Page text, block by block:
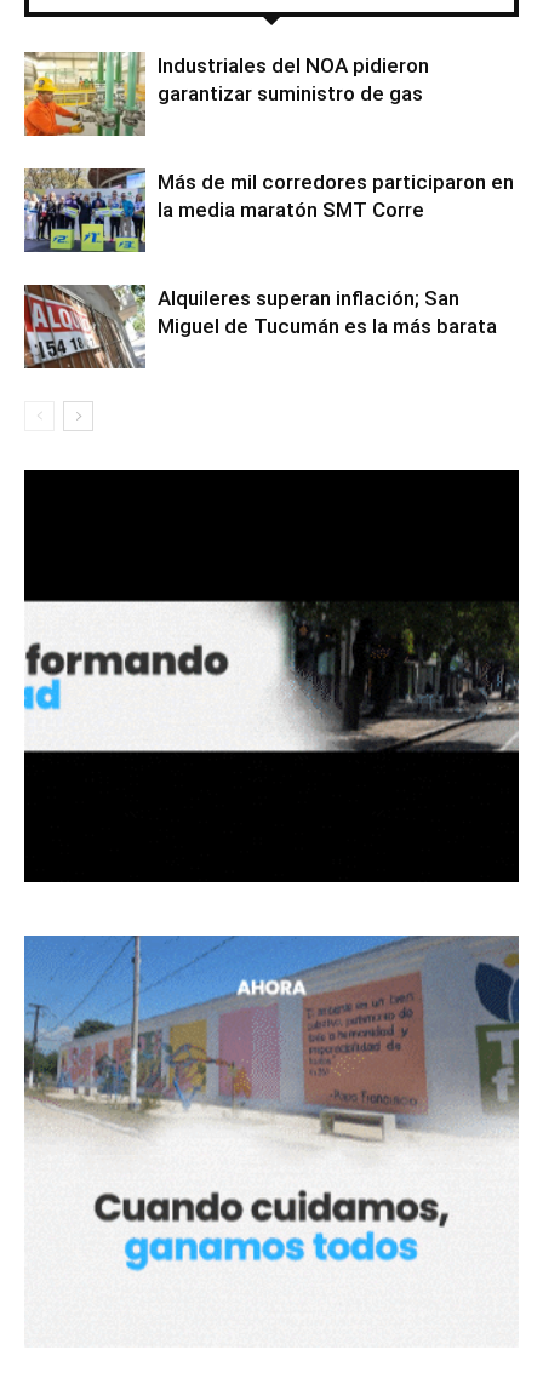
Industriales del NOA pidieron
garantizar suministro de gas
Más de mil corredores participaron en
la media maratón SMT Corre
Alquileres superan inflación; San
Miguel de Tucumán es la más barata